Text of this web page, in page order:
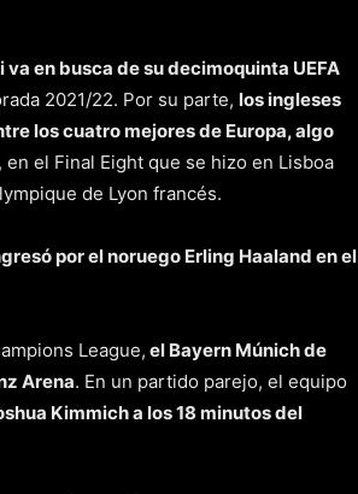
en busca de su decimoquinta UEFA
2021/22. Por su parte, los ingleses
los cuatro mejores de Europa, algo
en el Final Eight que se hizo en Lisboa
de Lyon francés.
por el noruego Erling Haaland en el
League, el Bayern Múnich de
Arena. En un partido parejo, el equipo
Kimmich a los 18 minutos del